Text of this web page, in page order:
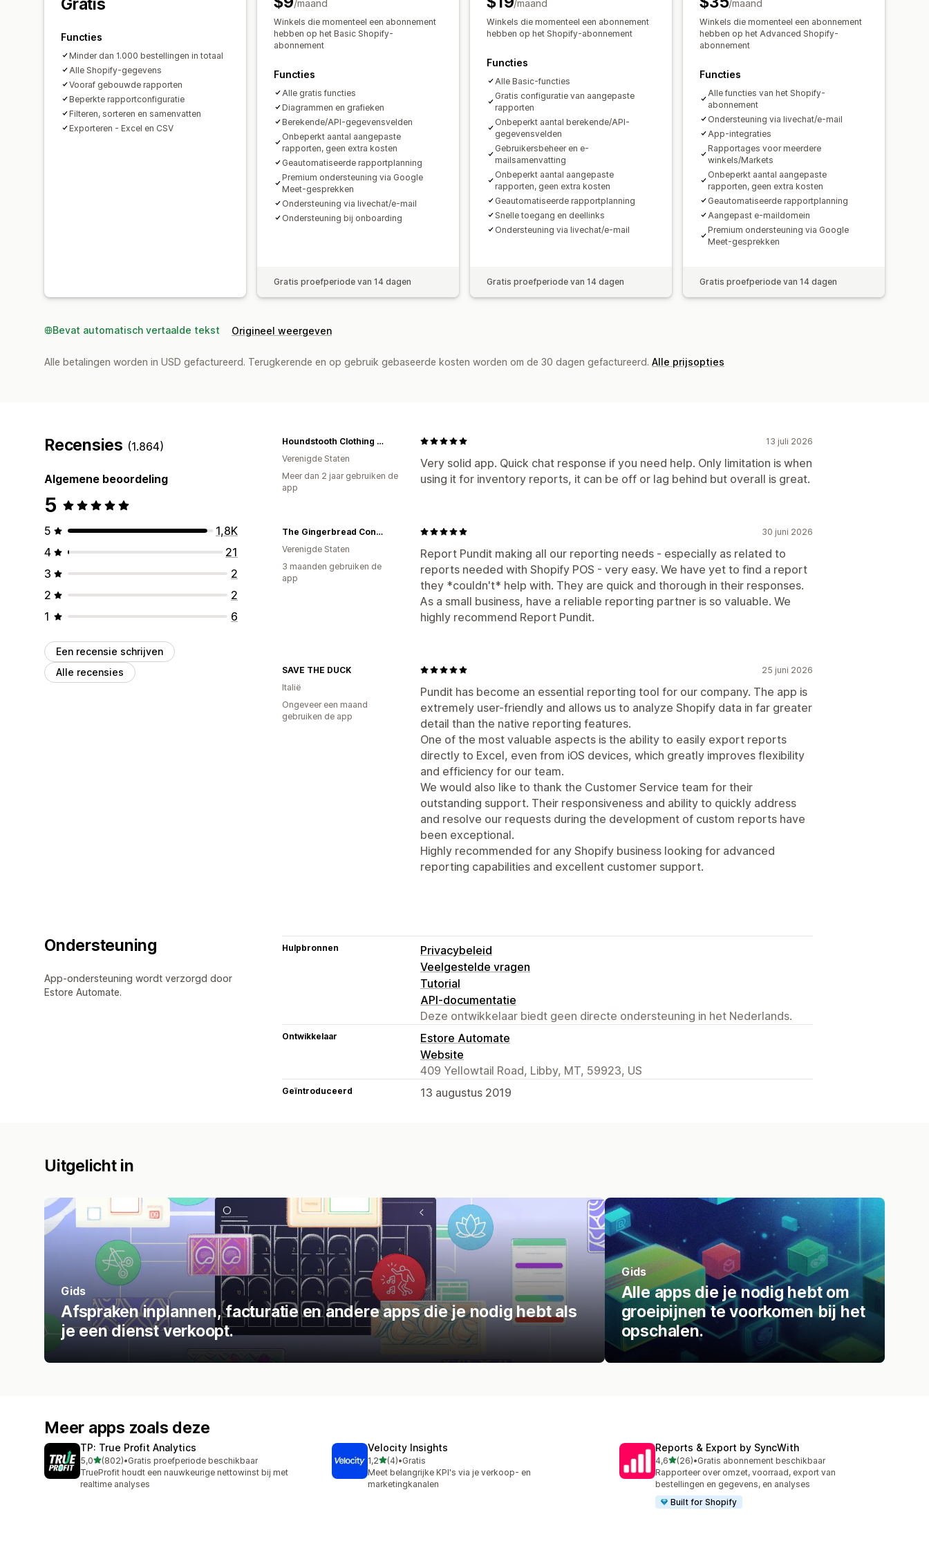
Uitbetalingen
Klanten
Voorraad en product
Voorraadsynchronisatie in real time Prijzen
Toewijzing omzetbelasting
Import historische gegevens
Rapporten van meerdere winkels
Aangepaste rapporten
Gegevensexport
Historische analyse Rapportplanning Meldingen
Gratis
Functies
Minder dan 1.000 bestellingen in totaal
Alle Shopify-gegevens
Vooraf gebouwde rapporten
Beperkte rapportconfiguratie
Filteren, sorteren en samenvatten
Exporteren - Excel en CSV
/maand
Winkels die momenteel een abonnement
hebben op het Basic Shopify-
abonnement
Functies
Alle gratis functies
Diagrammen en grafieken
Berekende/API-gegevensvelden
Onbeperkt aantal aangepaste
rapporten, geen extra kosten
Geautomatiseerde rapportplanning
Premium ondersteuning via Google
Meet-gesprekken
Ondersteuning via livechat/e-mail
Ondersteuning bij onboarding
Gratis proefperiode van 14 dagen
/maand
Winkels die momenteel een abonnement
hebben op het Shopify-abonnement
Functies
Alle Basic-functies
Gratis configuratie van aangepaste
rapporten
Onbeperkt aantal berekende/API-
gegevensvelden
Gebruikersbeheer en e-
mailsamenvatting
Onbeperkt aantal aangepaste
rapporten, geen extra kosten
Geautomatiseerde rapportplanning
Snelle toegang en deellinks
Ondersteuning via livechat/e-mail
Gratis proefperiode van 14 dagen
/maand
Winkels die momenteel een abonnement
hebben op het Advanced Shopify-
abonnement
Functies
Alle functies van het Shopify-
abonnement
Ondersteuning via livechat/e-mail
App-integraties
Rapportages voor meerdere
winkels/Markets
Onbeperkt aantal aangepaste
rapporten, geen extra kosten
Geautomatiseerde rapportplanning
Aangepast e-maildomein
Premium ondersteuning via Google
Meet-gesprekken
Gratis proefperiode van 14 dagen
Bevat automatisch vertaalde tekst Origineel weergeven
Alle betalingen worden in USD gefactureerd. Terugkerende en op gebruik gebaseerde kosten worden om de 30 dagen gefactureerd. Alle prijsopties
Recensies (1.864)
Algemene beoordeling
5
5
1,8K
4
21
3
2
2
2
1
6
Een recensie schrijven
Alle recensies
13 juli 2026
Very solid app. Quick chat response if you need help. Only limitation is when
using it for inventory reports, it can be off or lag behind but overall is great.
Houndstooth Clothing Company
Verenigde Staten
Meer dan 2 jaar gebruiken de
app
30 juni 2026
Report Pundit making all our reporting needs - especially as related to
reports needed with Shopify POS - very easy. We have yet to find a report
they *couldn't* help with. They are quick and thorough in their responses.
As a small business, have a reliable reporting partner is so valuable. We
highly recommend Report Pundit.
The Gingerbread Construction Co.
Verenigde Staten
3 maanden gebruiken de
app
25 juni 2026
Pundit has become an essential reporting tool for our company. The app is
extremely user-friendly and allows us to analyze Shopify data in far greater
detail than the native reporting features.
One of the most valuable aspects is the ability to easily export reports
directly to Excel, even from iOS devices, which greatly improves flexibility
and efficiency for our team.
We would also like to thank the Customer Service team for their
outstanding support. Their responsiveness and ability to quickly address
and resolve our requests during the development of custom reports have
been exceptional.
Highly recommended for any Shopify business looking for advanced
reporting capabilities and excellent customer support.
SAVE THE DUCK
Italië
Ongeveer een maand
gebruiken de app
Ondersteuning
App-ondersteuning wordt verzorgd door
Estore Automate.
Hulpbronnen
Privacybeleid
Veelgestelde vragen
Tutorial
API-documentatie
Deze ontwikkelaar biedt geen directe ondersteuning in het Nederlands.
Ontwikkelaar
Estore Automate
Website
409 Yellowtail Road, Libby, MT, 59923, US
Geïntroduceerd 13 augustus 2019
Uitgelicht in
Gids
Afspraken inplannen, facturatie en andere apps die je nodig hebt als
je een dienst verkoopt.
Gids
Alle apps die je nodig hebt om
groeipijnen te voorkomen bij het
opschalen.
Meer apps zoals deze
TP: True Profit Analytics
5,0van 5 sterren
(802)
802 recensies in totaal
•Gratis proefperiode beschikbaar
TrueProfit houdt een nauwkeurige nettowinst bij met
realtime analyses
Velocity Insights
1,2van 5 sterren
(4)
4 recensies in totaal
•Gratis
Meet belangrijke KPI's via je verkoop- en
marketingkanalen
Reports & Export by SyncWith
4,6van 5 sterren
(26)
26 recensies in totaal
•Gratis abonnement beschikbaar
Rapporteer over omzet, voorraad, export van
bestellingen en gegevens, en analyses
Built for Shopify